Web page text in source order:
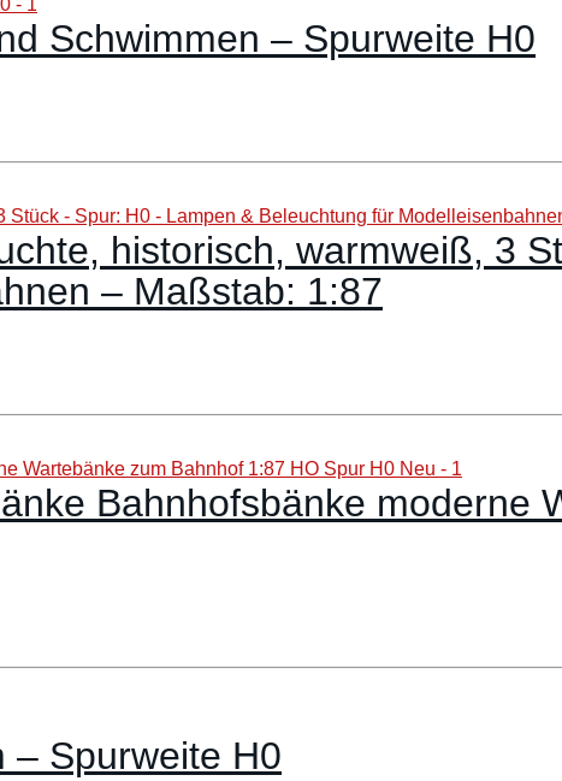
Schwimmen – Spurweite H0
historisch, warmweiß, 3
– Maßstab: 1:87
Bahnhofsbänke moderne
– Spurweite H0